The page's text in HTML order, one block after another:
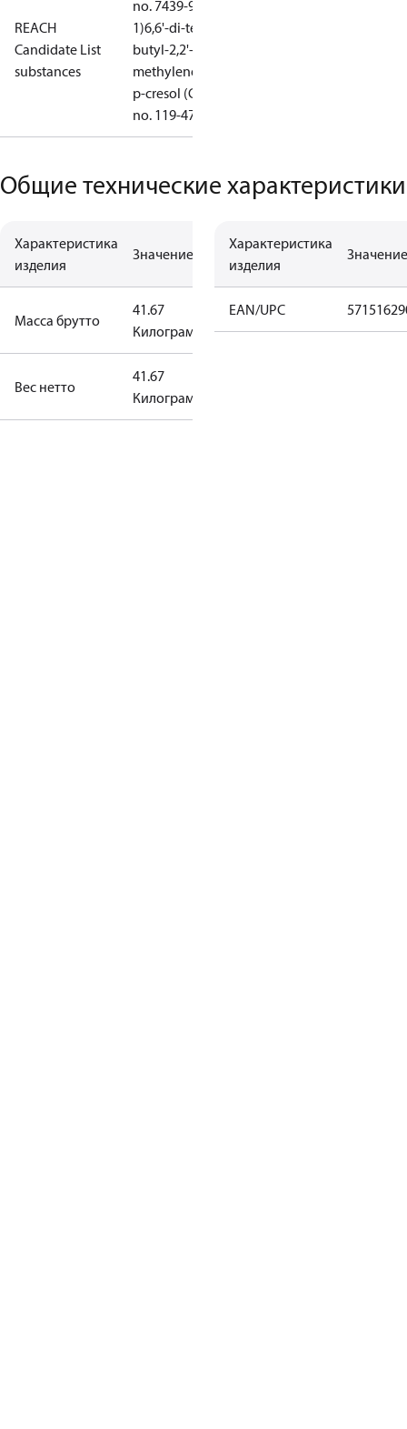
REACH
Candidate List
substances
no. 7439-92-
1)6,6'-di-tert-
butyl-2,2'-
methylenedi-
p-cresol (CAS
no. 119-47-1)
Общие технические характеристики
Характеристика
изделия
Значение
Масса брутто
41.67
Килограмм
Вес нетто
41.67
Килограмм
Характеристика
изделия
Значение
EAN/UPC